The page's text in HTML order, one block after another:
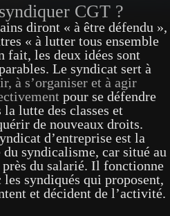
CGT ?
diront « à être défendu »,
« à lutter tous ensemble
fait, les deux idées sont
Le syndicat sert à
à s’organiser et à agir
pour se défendre
la lutte des classes et
de nouveaux droits.
d’entreprise est la
du syndicalisme, car situé au
du salarié. Il fonctionne
les syndiqués qui proposent,
et décident de l’activité.